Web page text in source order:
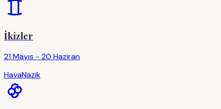
İkizler
21 Mayıs - 20 Haziran
HavaNazik